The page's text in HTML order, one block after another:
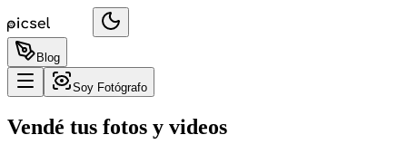
Blog
Soy Fotógrafo
Vendé tus fotos y videos